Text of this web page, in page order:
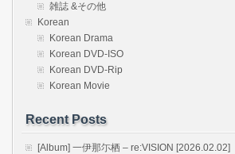
雑誌 &その他
Korean
Korean Drama
Korean DVD-ISO
Korean DVD-Rip
Korean Movie
Recent Posts
[Album] 一伊那尓栖 – re:VISION [2026.02.02]